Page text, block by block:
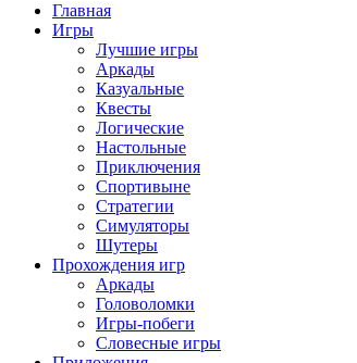
Главная
Игры
Лучшие игры
Аркады
Казуальные
Квесты
Логические
Настольные
Приключения
Спортивыне
Стратегии
Симуляторы
Шутеры
Прохождения игр
Аркады
Головоломки
Игры-побеги
Словесные игры